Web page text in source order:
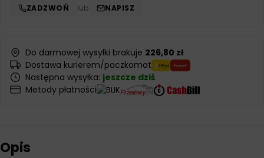
ZADZWOŃ lub NAPISZ
Do darmowej wysyłki brakuje 226,80 zł
Dostawa kurierem/paczkomat
Następna wysyłka: jeszcze dziś
Metody płatności
Opis